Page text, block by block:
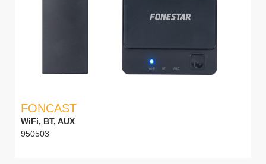
FONCAST
WiFi, BT, AUX
950503